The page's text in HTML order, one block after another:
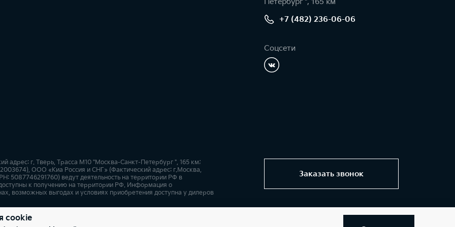
+7 (482) 236-06-06
Соцсети
Заказать звонок
г. Тверь, Трасса М10 "Москва-Санкт-Петербург ", 165 км;
ООО «Киа Россия и СНГ» (Фактический адрес: г.Москва,
ведут деятельность на территории РФ в
к получению на территории РФ. Информация о
возможных выгодах и условиях приобретения доступна у дилеров
Карта сайта
cookie